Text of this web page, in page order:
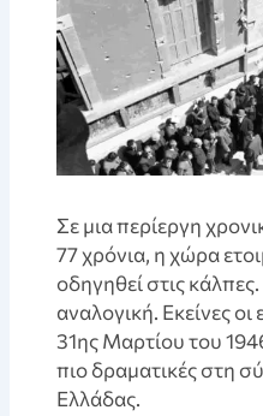
Σε μια περίεργη
77 χρόνια, η χώρα
οδηγηθεί στις
αναλογική. Εκείνες
31ης Μαρτίου του
πιο δραματικές στη
Ελλάδας.